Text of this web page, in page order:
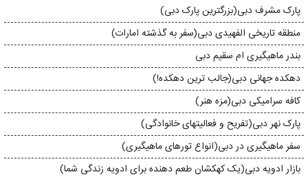
پارک مشرف دبی(بزرگترین پارک دبی)
منطقه تاریخی الفهیدی دبی(سفر به گذشته امارات)
بندر ماهیگیری ام سقیم دبی
دهکده جهانی دبی(جالب ترین دهکده!)
کافه سرامیکی دبی(مزه هنر)
پارک نهر دبی(تفریح و فعالیتهای خانوادگی)
سفر ماهیگیری در دبی(انواع تورهای ماهیگیری)
بازار ادویه دبی(یک کهکشان طعم دهنده برای ادویه زندگی شما)